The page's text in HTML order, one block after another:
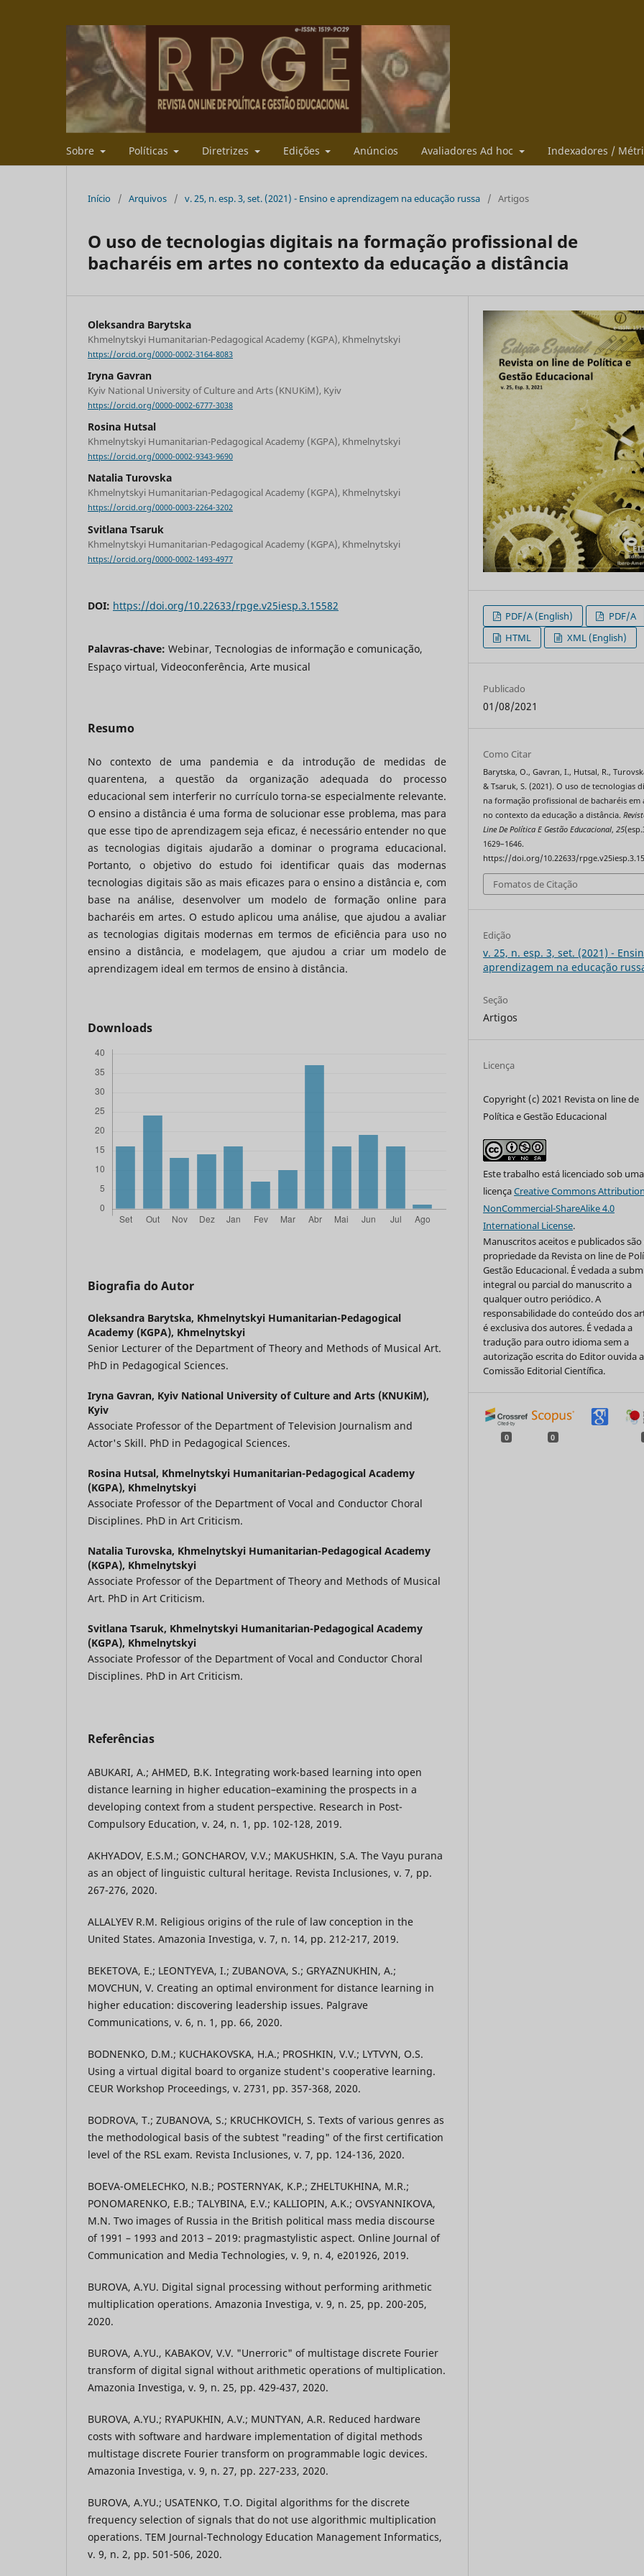
Sobre Políticas Diretrizes Edições Anúncios Avaliadores Ad hoc Indexadores /
Início / Arquivos / v. 25, n. esp. 3, set. (2021) - Ensino e aprendizagem na educação russa / Artigos
O uso de tecnologias digitais na formação profissional de
bacharéis em artes no contexto da educação a distância
Oleksandra Barytska
Khmelnytskyi Humanitarian-Pedagogical Academy (KGPA), Khmelnytskyi
https://orcid.org/0000-0002-3164-8083
Iryna Gavran
Kyiv National University of Culture and Arts (KNUKiM), Kyiv
https://orcid.org/0000-0002-6777-3038
Rosina Hutsal
Khmelnytskyi Humanitarian-Pedagogical Academy (KGPA), Khmelnytskyi
https://orcid.org/0000-0002-9343-9690
Natalia Turovska
Khmelnytskyi Humanitarian-Pedagogical Academy (KGPA), Khmelnytskyi
https://orcid.org/0000-0003-2264-3202
Svitlana Tsaruk
Khmelnytskyi Humanitarian-Pedagogical Academy (KGPA), Khmelnytskyi
https://orcid.org/0000-0002-1493-4977
DOI: https://doi.org/10.22633/rpge.v25iesp.3.15582
Palavras-chave: Webinar, Tecnologias de informação e comunicação,
Espaço virtual, Videoconferência, Arte musical
Resumo
No contexto de uma pandemia e da introdução de medidas de
quarentena, a questão da organização adequada do processo
educacional sem interferir no currículo torna-se especialmente relevante.
O ensino a distância é uma forma de solucionar esse problema, mas para
que esse tipo de aprendizagem seja eficaz, é necessário entender no que
as tecnologias digitais ajudarão a dominar o programa educacional.
Portanto, o objetivo do estudo foi identificar quais das modernas
tecnologias digitais são as mais eficazes para o ensino a distância e, com
base na análise, desenvolver um modelo de formação online para
bacharéis em artes. O estudo aplicou uma análise, que ajudou a avaliar
as tecnologias digitais modernas em termos de eficiência para uso no
ensino a distância, e modelagem, que ajudou a criar um modelo de
aprendizagem ideal em termos de ensino à distância.
Downloads
Biografia do Autor
Oleksandra Barytska, Khmelnytskyi Humanitarian-Pedagogical
Academy (KGPA), Khmelnytskyi
Senior Lecturer of the Department of Theory and Methods of Musical Art.
PhD in Pedagogical Sciences.
Iryna Gavran, Kyiv National University of Culture and Arts (KNUKiM),
Kyiv
Associate Professor of the Department of Television Journalism and
Actor's Skill. PhD in Pedagogical Sciences.
Rosina Hutsal, Khmelnytskyi Humanitarian-Pedagogical Academy
(KGPA), Khmelnytskyi
Associate Professor of the Department of Vocal and Conductor Choral
Disciplines. PhD in Art Criticism.
Natalia Turovska, Khmelnytskyi Humanitarian-Pedagogical Academy
(KGPA), Khmelnytskyi
Associate Professor of the Department of Theory and Methods of Musical
Art. PhD in Art Criticism.
Svitlana Tsaruk, Khmelnytskyi Humanitarian-Pedagogical Academy
(KGPA), Khmelnytskyi
Associate Professor of the Department of Vocal and Conductor Choral
Disciplines. PhD in Art Criticism.
Referências
ABUKARI, A.; AHMED, B.K. Integrating work-based learning into open
distance learning in higher education–examining the prospects in a
developing context from a student perspective. Research in Post-
Compulsory Education, v. 24, n. 1, pp. 102-128, 2019.
AKHYADOV, E.S.M.; GONCHAROV, V.V.; MAKUSHKIN, S.A. The Vayu purana
as an object of linguistic cultural heritage. Revista Inclusiones, v. 7, pp.
267-276, 2020.
ALLALYEV R.M. Religious origins of the rule of law conception in the
United States. Amazonia Investiga, v. 7, n. 14, pp. 212-217, 2019.
BEKETOVA, E.; LEONTYEVA, I.; ZUBANOVA, S.; GRYAZNUKHIN, A.;
MOVCHUN, V. Creating an optimal environment for distance learning in
higher education: discovering leadership issues. Palgrave
Communications, v. 6, n. 1, pp. 66, 2020.
BODNENKO, D.M.; KUCHAKOVSKA, H.A.; PROSHKIN, V.V.; LYTVYN, O.S.
Using a virtual digital board to organize student's cooperative learning.
CEUR Workshop Proceedings, v. 2731, pp. 357-368, 2020.
BODROVA, T.; ZUBANOVA, S.; KRUCHKOVICH, S. Texts of various genres as
the methodological basis of the subtest "reading" of the first certification
level of the RSL exam. Revista Inclusiones, v. 7, pp. 124-136, 2020.
BOEVA-OMELECHKO, N.B.; POSTERNYAK, K.P.; ZHELTUKHINA, M.R.;
PONOMARENKO, E.B.; TALYBINA, E.V.; KALLIOPIN, A.K.; OVSYANNIKOVA,
M.N. Two images of Russia in the British political mass media discourse
of 1991 – 1993 and 2013 – 2019: pragmastylistic aspect. Online Journal of
Communication and Media Technologies, v. 9, n. 4, e201926, 2019.
BUROVA, A.YU. Digital signal processing without performing arithmetic
multiplication operations. Amazonia Investiga, v. 9, n. 25, pp. 200-205,
2020.
BUROVA, A.YU., KABAKOV, V.V. "Unerroric" of multistage discrete Fourier
transform of digital signal without arithmetic operations of multiplication.
Amazonia Investiga, v. 9, n. 25, pp. 429-437, 2020.
BUROVA, A.YU.; RYAPUKHIN, A.V.; MUNTYAN, A.R. Reduced hardware
costs with software and hardware implementation of digital methods
multistage discrete Fourier transform on programmable logic devices.
Amazonia Investiga, v. 9, n. 27, pp. 227-233, 2020.
BUROVA, A.YU.; USATENKO, T.O. Digital algorithms for the discrete
frequency selection of signals that do not use algorithmic multiplication
operations. TEM Journal-Technology Education Management Informatics,
v. 9, n. 2, pp. 501-506, 2020.
PDF/A (English)
PDF/A
HTML
XML (English)
Publicado
01/08/2021
Como Citar
Barytska, O., Gavran, I., Hutsal, R.,
& Tsaruk, S. (2021). O uso de tecnologias
na formação profissional de bacharéis em
no contexto da educação a distância.
Line De Política E Gestão Educacional,25
1629–1646.
https://doi.org/10.22633/
Fomatos de Citação
Edição
v. 25, n. esp. 3, set. (2021) -
aprendizagem na educação
Seção
Artigos
Licença
Copyright (c) 2021 Revista on line de
Política e Gestão Educacional
Este trabalho está licenciado sob uma
licençaCreative Commons
NonCommercial-ShareAlike 4.0
International License.
Manuscritos aceitos e publicados são
propriedade da Revista on line de
Gestão Educacional. É vedada a
integral ou parcial do manuscrito a
qualquer outro periódico. A
responsabilidade do conteúdo dos
é exclusiva dos autores. É vedada a
tradução para outro idioma sem a
autorização escrita do Editor ouvida a
Comissão Editorial Científica.
0 0